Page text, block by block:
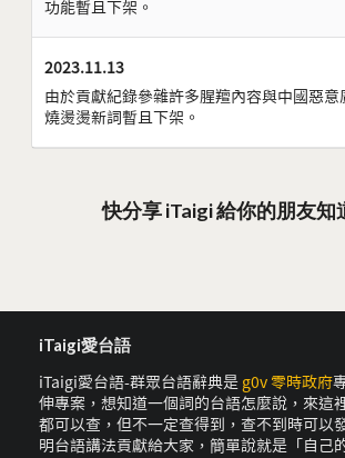
功能暫且下架。
2023.11.13
由於貢獻紀錄參雜許多腥羶內容與中國惡意
燒燙燙新詞暫且下架。
快分享 iTaigi 給你的朋友知
iTaigi愛台語
iTaigi愛台語-群眾台語辭典是 g0v 零時政府
伸專案，想知道一個詞的台語怎麼說，來這
都可以查，但不一定查得到，查不到時可以
明台語講法貢獻給大家，簡單說就是「自己